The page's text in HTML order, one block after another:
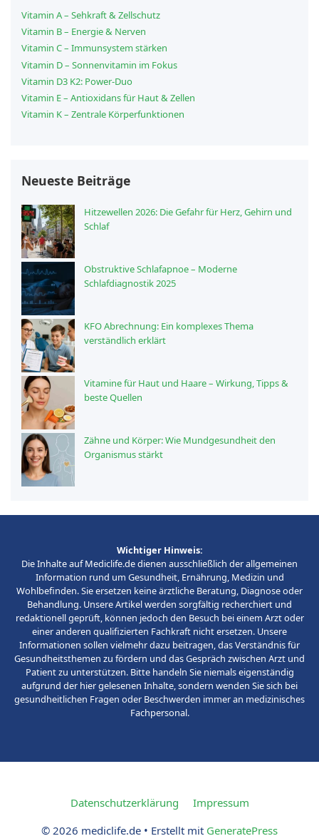
Vitamin A – Sehkraft & Zellschutz
Vitamin B – Energie & Nerven
Vitamin C – Immunsystem stärken
Vitamin D – Sonnenvitamin im Fokus
Vitamin D3 K2: Power-Duo
Vitamin E – Antioxidans für Haut & Zellen
Vitamin K – Zentrale Körperfunktionen
Neueste Beiträge
Hitzewellen 2026: Die Gefahr für Herz, Gehirn und
Schlaf
Obstruktive Schlafapnoe – Moderne
Schlafdiagnostik 2025
KFO Abrechnung: Ein komplexes Thema
verständlich erklärt
Vitamine für Haut und Haare – Wirkung, Tipps &
beste Quellen
Zähne und Körper: Wie Mundgesundheit den
Organismus stärkt
Wichtiger Hinweis:
Die Inhalte auf Mediclife.de dienen ausschließlich der allgemeinen
Information rund um Gesundheit, Ernährung, Medizin und
Wohlbefinden. Sie ersetzen keine ärztliche Beratung, Diagnose oder
Behandlung. Unsere Artikel werden sorgfältig recherchiert und
redaktionell geprüft, können jedoch den Besuch bei einem Arzt oder
einer anderen qualifizierten Fachkraft nicht ersetzen. Unsere
Informationen sollen vielmehr dazu beitragen, das Verständnis für
Gesundheitsthemen zu fördern und das Gespräch zwischen Arzt und
Patient zu unterstützen. Bitte handeln Sie niemals eigenständig
aufgrund der hier gelesenen Inhalte, sondern wenden Sie sich bei
gesundheitlichen Fragen oder Beschwerden immer an medizinisches
Fachpersonal.
Datenschutzerklärung
Impressum
© 2026 mediclife.de • Erstellt mit GeneratePress